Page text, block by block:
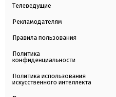
Телеведущие
Рекламодателям
Правила пользования
Политика
конфиденциальности
Политика использования
искусственного интеллекта